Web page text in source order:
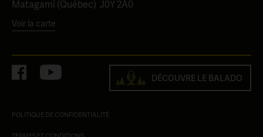
Matagami (Québec) J0Y 2A0
Voir la carte
DÉCOUVRE LE BALADO
POLITIQUE DE CONFIDENTIALITÉ